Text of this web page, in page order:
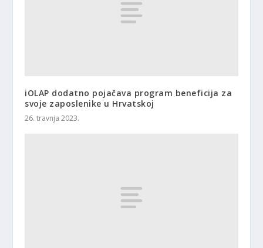
iOLAP dodatno pojačava program beneficija za
svoje zaposlenike u Hrvatskoj
26. travnja 2023.